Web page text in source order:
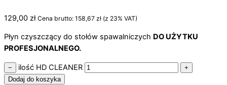
129,00 zł Cena brutto: 158,67 zł (z 23% VAT)
Płyn czyszczący do stołów spawalniczych DO UŻYTKU
PROFESJONALNEGO.
− ilość HD CLEANER
+
Dodaj do koszyka